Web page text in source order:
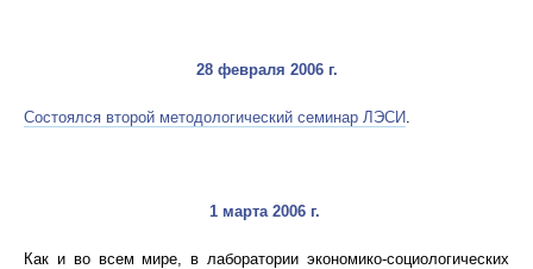
28 февраля 2006 г.
Состоялся второй методологический семинар ЛЭСИ
1 марта 2006 г.
Как и во всем мире, в лаборатории экономико-социологических